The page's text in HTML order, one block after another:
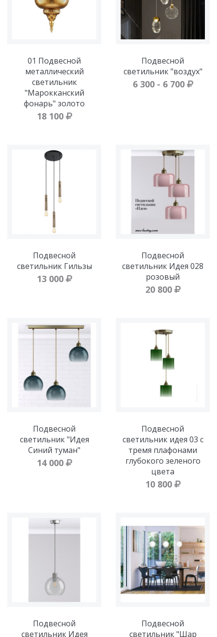
01 Подвесной
металлический
светильник
"Марокканский
фонарь" золото
18 100
Подвесной
светильник "воздух"
6 300 - 6 700
Подвесной
светильник Гильзы
13 000
Подвесной
светильник Идея 028
розовый
20 800
Подвесной
светильник "Идея
Синий туман"
14 000
Подвесной
светильник идея 03 с
тремя плафонами
глубокого зеленого
цвета
10 800
Подвесной
светильник Идея
Подвесной
светильник "Шар